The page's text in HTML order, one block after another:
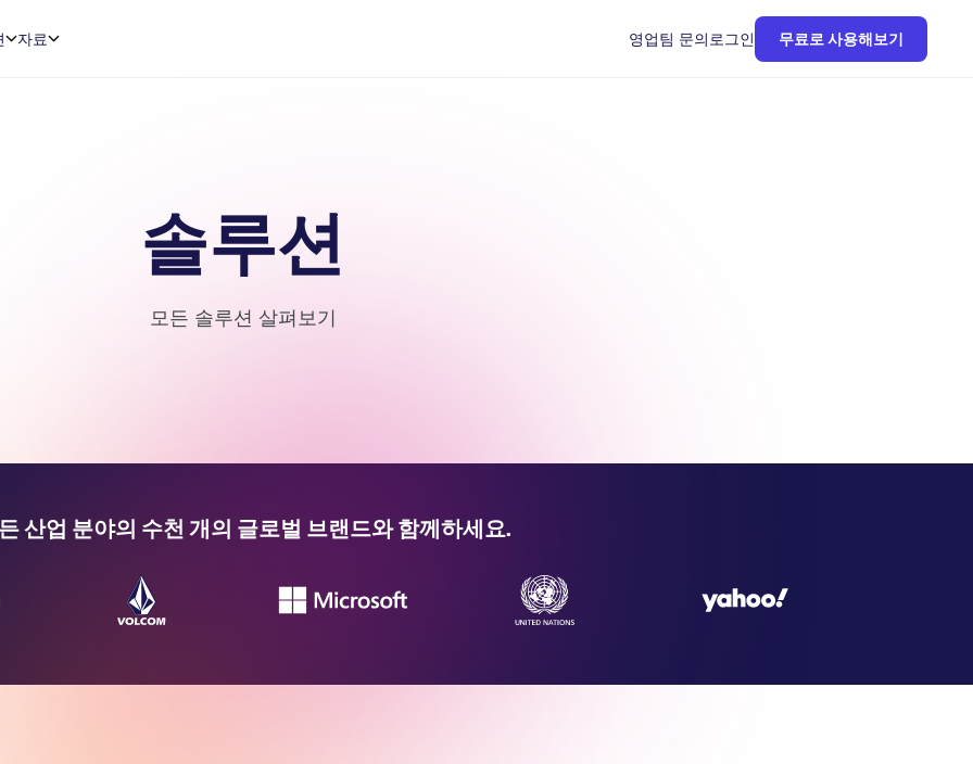
자료 영업팀 문의 로그인 무료로 사용해보기
솔루션
모든 솔루션 살펴보기
산업 분야의 수천 개의 글로벌 브랜드와 함께하세요.